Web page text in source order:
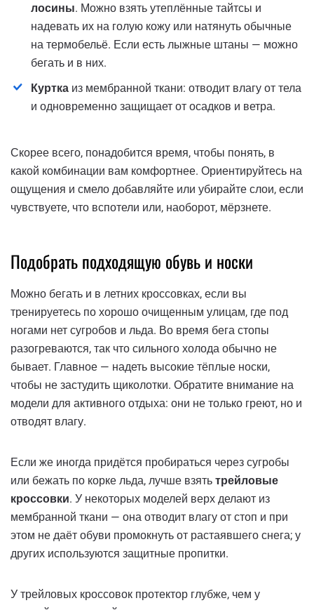
лосины. Можно взять утеплённые тайтсы и
надевать их на голую кожу или натянуть обычные
на термобельё. Если есть лыжные штаны — можно
бегать и в них.
Куртка из мембранной ткани: отводит влагу от тела
и одновременно защищает от осадков и ветра.
Скорее всего, понадобится время, чтобы понять, в
какой комбинации вам комфортнее. Ориентируйтесь на
ощущения и смело добавляйте или убирайте слои, если
чувствуете, что вспотели или, наоборот, мёрзнете.
Подобрать подходящую обувь и носки
Можно бегать и в летних кроссовках, если вы
тренируетесь по хорошо очищенным улицам, где под
ногами нет сугробов и льда. Во время бега стопы
разогреваются, так что сильного холода обычно не
бывает. Главное — надеть высокие тёплые носки,
чтобы не застудить щиколотки. Обратите внимание на
модели для активного отдыха: они не только греют, но и
отводят влагу.
Если же иногда придётся пробираться через сугробы
или бежать по корке льда, лучше взять трейловые
кроссовки. У некоторых моделей верх делают из
мембранной ткани — она отводит влагу от стоп и при
этом не даёт обуви промокнуть от растаявшего снега; у
других используются защитные пропитки.
У трейловых кроссовок протектор глубже, чем у